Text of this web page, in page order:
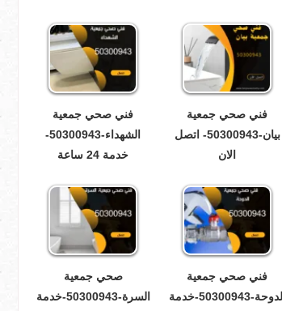
فني صحي جمعية
بيان-50300943- اتصل
الان
فني صحي جمعية
الشهداء-50300943-
خدمة 24 ساعة
فني صحي جمعية
الدوحة-50300943-خدمة
صحي جمعية
السرة-50300943-خدمة